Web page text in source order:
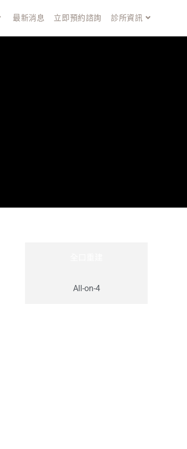
最新消息 立即預約諮詢 診所資訊
All-on-4